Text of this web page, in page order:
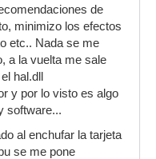
de
minimizo los efectos
etc.. Nada se me
a la vuelta me sale
hal.dll
y por lo visto es algo
software...
al enchufar la tarjeta
se me pone